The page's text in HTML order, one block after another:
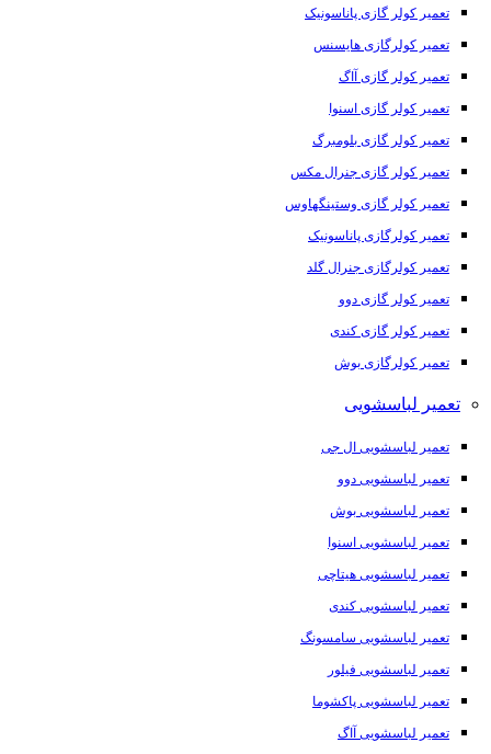
تعمیر کولر گازی پاناسونیک
تعمیر کولرگازی هایسنس
تعمیر کولر گازی آاگ
تعمیر کولر گازی اسنوا
تعمیر کولر گازی بلومبرگ
تعمیر کولر گازی جنرال مکس
تعمیر کولر گازی وستینگهاوس
تعمیر کولرگازی پاناسونیک
تعمیر کولرگازی جنرال گلد
تعمیر کولر گازی دوو
تعمیر کولر گازی کندی
تعمیر کولرگازی بوش
تعمیر لباسشویی
تعمیر لباسشویی ال جی
تعمیر لباسشویی دوو
تعمیر لباسشویی بوش
تعمیر لباسشویی اسنوا
تعمیر لباسشویی هیتاچی
تعمیر لباسشویی کندی
تعمیر لباسشویی سامسونگ
تعمیر لباسشویی فیلور
تعمیر لباسشویی پاکشوما
تعمیر لباسشویی آاگ